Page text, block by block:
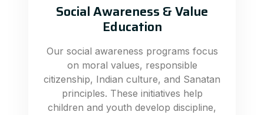
Social Awareness & Value
Education
Our social awareness programs focus
on moral values, responsible
citizenship, Indian culture, and Sanatan
principles. These initiatives help
children and youth develop discipline,